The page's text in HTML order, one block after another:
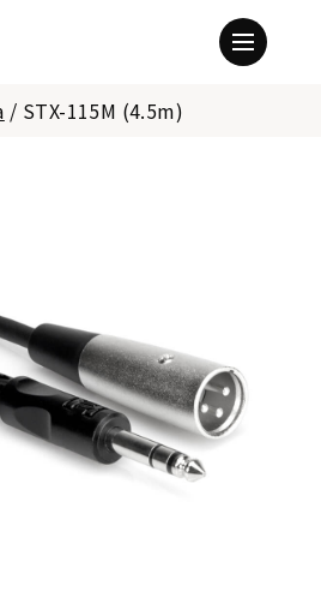
/ STX-115M (4.5m)